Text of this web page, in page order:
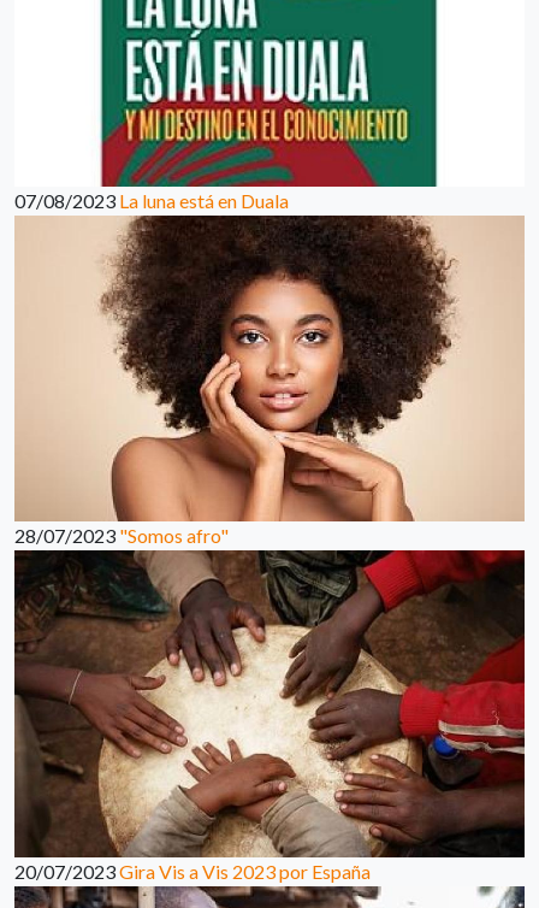
07/08/2023 La luna está en Duala
28/07/2023 "Somos afro"
20/07/2023Gira Vis a Vis 2023 por España